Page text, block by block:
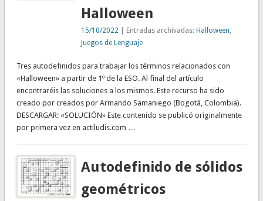
Halloween
15/10/2022 | Entradas archivadas:Halloween
Juegos de Lenguaje
Tres autodefinidos para trabajar los términos relacionados con
«Halloween» a partir de 1º de la ESO. Al final del artículo
encontraréis las soluciones a los mismos. Este recurso ha sido
creado por creados por Armando Samaniego (Bogotá, Colombia).
DESCARGAR: «SOLUCIÓN» Este contenido se publicó originalmente
por primera vez en actiludis.com …
Autodefinido de sólidos
geométricos